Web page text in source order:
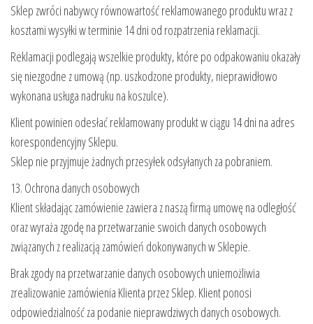
Sklep zwróci nabywcy równowartość reklamowanego produktu wraz z
kosztami wysyłki w terminie 14 dni od rozpatrzenia reklamacji.
Reklamacji podlegają wszelkie produkty, które po odpakowaniu okazały
się niezgodne z umową (np. uszkodzone produkty, nieprawidłowo
wykonana usługa nadruku na koszulce).
Klient powinien odesłać reklamowany produkt w ciągu 14 dni na adres
korespondencyjny Sklepu.
Sklep nie przyjmuje żadnych przesyłek odsyłanych za pobraniem.
13. Ochrona danych osobowych
Klient składając zamówienie zawiera z naszą firmą umowę na odległość
oraz wyraża zgodę na przetwarzanie swoich danych osobowych
związanych z realizacją zamówień dokonywanych w Sklepie.
Brak zgody na przetwarzanie danych osobowych uniemożliwia
zrealizowanie zamówienia Klienta przez Sklep. Klient ponosi
odpowiedzialność za podanie nieprawdziwych danych osobowych.